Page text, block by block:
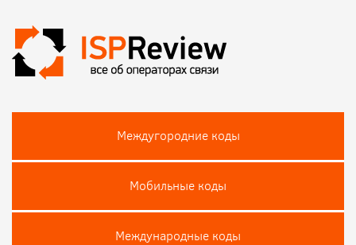
Междугородние коды
Мобильные коды
Международные коды